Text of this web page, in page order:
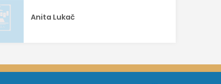
Anita Lukač